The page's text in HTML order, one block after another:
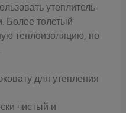
утеплитель
Более толстый
теплоизоляцию, но
для утепления
чистый и